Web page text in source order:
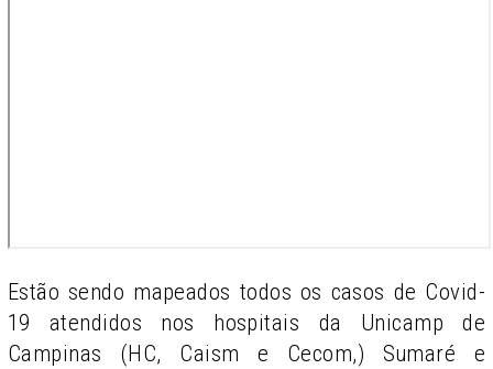
Estão sendo mapeados todos os casos de Covid-
19 atendidos nos hospitais da Unicamp de
Campinas (HC, Caism e Cecom,) Sumaré e